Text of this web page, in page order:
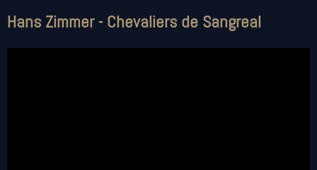
Hans Zimmer - Chevaliers de Sangreal